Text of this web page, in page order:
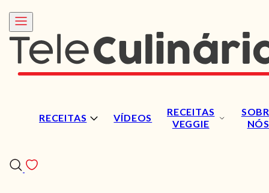
RECEITAS VÍDEOS
RECEITAS
VEGGIE
NÓS